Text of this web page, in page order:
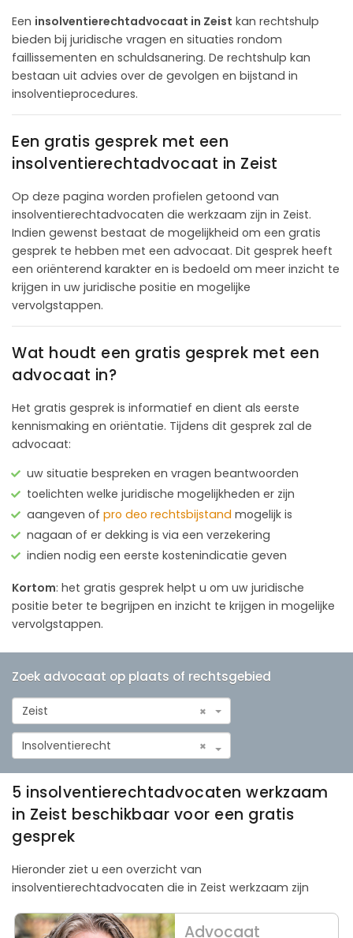
Een insolventierechtadvocaat in Zeist kan rechtshulp
bieden bij juridische vragen en situaties rondom
faillissementen en schuldsanering. De rechtshulp kan
bestaan uit advies over de gevolgen en bijstand in
insolventieprocedures.
Een gratis gesprek met een
insolventierechtadvocaat in Zeist
Op deze pagina worden profielen getoond van
insolventierechtadvocaten die werkzaam zijn in Zeist.
Indien gewenst bestaat de mogelijkheid om een gratis
gesprek te hebben met een advocaat. Dit gesprek heeft
een oriënterend karakter en is bedoeld om meer inzicht te
krijgen in uw juridische positie en mogelijke
vervolgstappen.
Wat houdt een gratis gesprek met een
advocaat in?
Het gratis gesprek is informatief en dient als eerste
kennismaking en oriëntatie. Tijdens dit gesprek zal de
advocaat:
uw situatie bespreken en vragen beantwoorden
toelichten welke juridische mogelijkheden er zijn
aangeven of pro deo rechtsbijstand mogelijk is
nagaan of er dekking is via een verzekering
indien nodig een eerste kostenindicatie geven
Kortom: het gratis gesprek helpt u om uw juridische
positie beter te begrijpen en inzicht te krijgen in mogelijke
vervolgstappen.
Zoek advocaat op plaats of rechtsgebied
×
Zeist
×
Insolventierecht
5 insolventierechtadvocaten werkzaam
in Zeist beschikbaar voor een gratis
gesprek
Hieronder ziet u een overzicht van
insolventierechtadvocaten die in Zeist werkzaam zijn
Advocaat